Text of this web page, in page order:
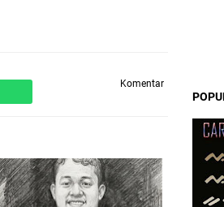
Komentar